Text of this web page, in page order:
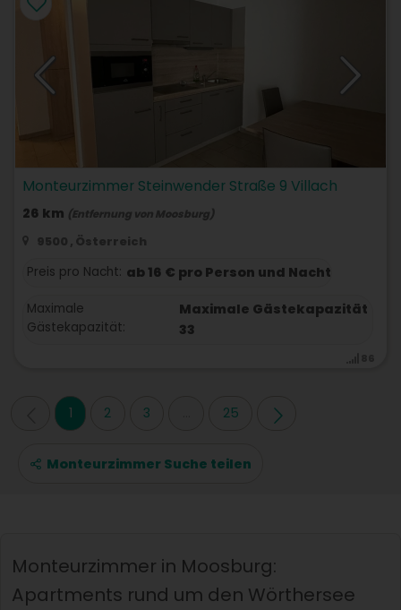
Monteurzimmer Steinwender Straße 9 Villach
26 km (Entfernung von Moosburg)
9500 , Österreich
Preis pro Nacht: ab 16 € pro Person und Nacht
Maximale
Gästekapazität:
Maximale Gästekapazität
33
1 2 3 25
Monteurzimmer Suche teilen
Monteurzimmer in Moosburg:
Apartments rund um den Wörthersee